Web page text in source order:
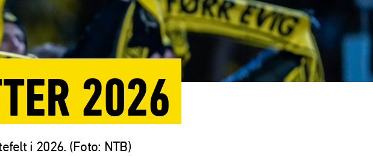
2026
i 2026. (Foto: NTB)